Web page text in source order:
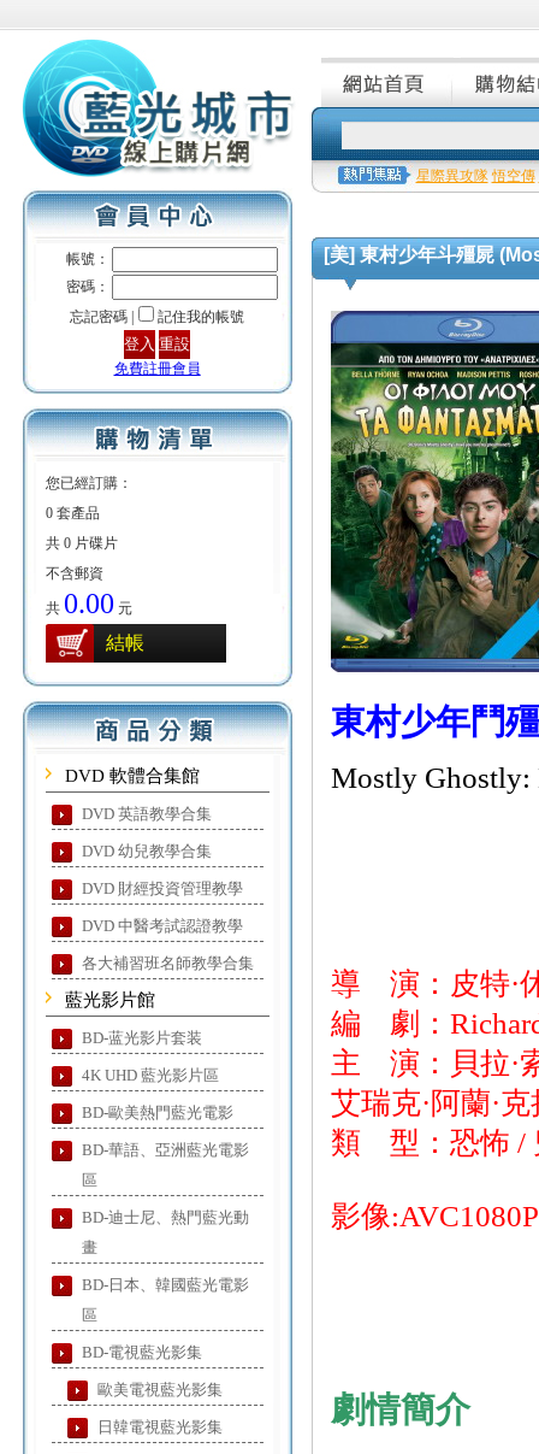
帳號：
密碼：
忘記密碼 |
記住我的帳號
免費註冊會員
您已經訂購：
0 套產品
共 0 片碟片
不含郵資
共 0.00 元
結帳
DVD 軟體合集館
DVD 英語教學合集
DVD 幼兒教學合集
DVD 財經投資管理教學
DVD 中醫考試認證教學
各大補習班名師教學合集
藍光影片館
BD-蓝光影片套装
4K UHD 藍光影片區
BD-歐美熱門藍光電影
BD-華語、亞洲藍光電影
區
BD-迪士尼、熱門藍光動
畫
BD-日本、韓國藍光電影
區
BD-電視藍光影集
歐美電視藍光影集
日韓電視藍光影集
星際異攻隊 悟空傳
[美] 東村少年斗殭屍
東村少年鬥
Mostly Ghostly:
導 演：皮特·
編 劇：
主 演：貝拉·
艾瑞克·阿蘭·
類 型：恐怖 /
影像
劇情簡介